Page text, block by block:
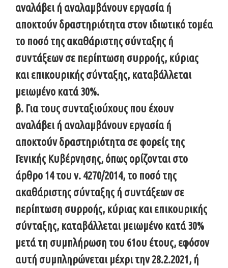
αναλάβει ή αναλαμβάνουν εργασία ή
αποκτούν δραστηριότητα στον ιδιωτικό τομέα
το ποσό της ακαθάριστης σύνταξης ή
συντάξεων σε περίπτωση συρροής, κύριας
και επικουρικής σύνταξης, καταβάλλεται
μειωμένο κατά 30%.
β. Για τους συνταξιούχους που έχουν
αναλάβει ή αναλαμβάνουν εργασία ή
αποκτούν δραστηριότητα σε φορείς της
Γενικής Κυβέρνησης, όπως ορίζονται στο
άρθρο 14 του ν. 4270/2014, το ποσό της
ακαθάριστης σύνταξης ή συντάξεων σε
περίπτωση συρροής, κύριας και επικουρικής
σύνταξης, καταβάλλεται μειωμένο κατά 30%
μετά τη συμπλήρωση του 61ου έτους, εφόσον
αυτή συμπληρώνεται μέχρι την 28.2.2021, ή